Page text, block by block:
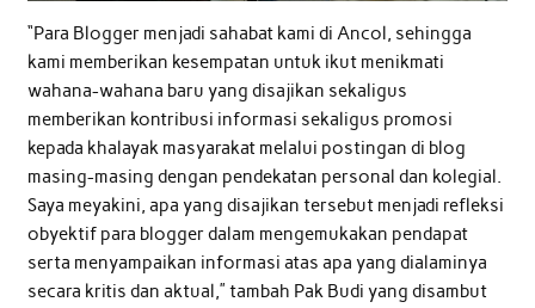
“Para Blogger menjadi sahabat kami di Ancol, sehingga
kami memberikan kesempatan untuk ikut menikmati
wahana-wahana baru yang disajikan sekaligus
memberikan kontribusi informasi sekaligus promosi
kepada khalayak masyarakat melalui postingan di blog
masing-masing dengan pendekatan personal dan kolegial.
Saya meyakini, apa yang disajikan tersebut menjadi refleksi
obyektif para blogger dalam mengemukakan pendapat
serta menyampaikan informasi atas apa yang dialaminya
secara kritis dan aktual,” tambah Pak Budi yang disambut